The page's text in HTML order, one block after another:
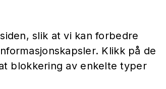
slik at vi kan forbedre
Klikk på de
blokkering av enkelte typer